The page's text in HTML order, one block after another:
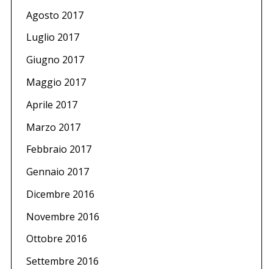
Agosto 2017
Luglio 2017
Giugno 2017
Maggio 2017
Aprile 2017
Marzo 2017
Febbraio 2017
Gennaio 2017
Dicembre 2016
Novembre 2016
Ottobre 2016
Settembre 2016